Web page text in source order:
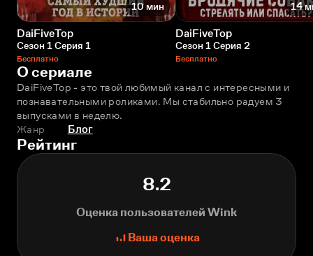
10 мин
DaiFiveTop
Сезон 1 Серия 1
Бесплатно
14
DaiFiveTop
Сезон 1 Серия 2
Бесплатно
О сериале
DaiFiveTop - это твой любимый канал с интересными и
познавательными роликами. Мы стабильно радуем 3
выпусками в неделю.
Жанр
Блог
Рейтинг
8.2
Оценка пользователей Wink
Ваша оценка